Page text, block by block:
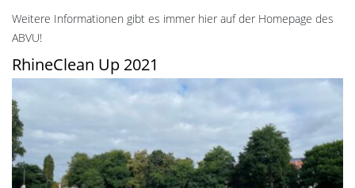
Weitere Informationen gibt es immer hier auf der Homepage des
ABVU!
RhineClean Up 2021